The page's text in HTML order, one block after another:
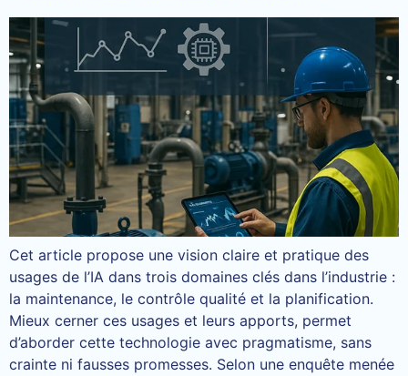
Cet article propose une vision claire et pratique des
usages de l’IA dans trois domaines clés dans l’industrie :
la maintenance, le contrôle qualité et la planification.
Mieux cerner ces usages et leurs apports, permet
d’aborder cette technologie avec pragmatisme, sans
crainte ni fausses promesses. Selon une enquête menée